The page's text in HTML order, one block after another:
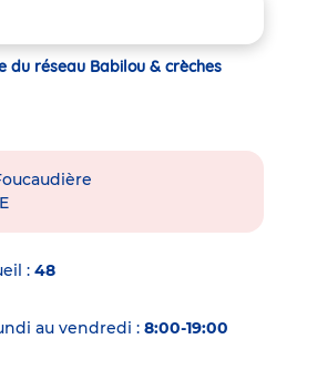
du réseau Babilou & crèches
48
au vendredi : 8:00-19:00